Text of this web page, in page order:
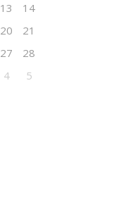
13
14
20
21
27
28
4 5